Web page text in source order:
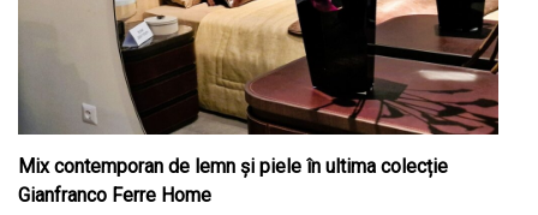
Mix contemporan de lemn şi piele în ultima colecție
Gianfranco Ferre Home